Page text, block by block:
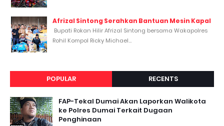
Afrizal Sintong Serahkan Bantuan Mesin Kapal
Bupati Rokan Hilir Afrizal Sintong bersama Wakapolres
Rohil Kompol Ricky Michael...
POPULAR RECENTS
FAP-Tekal Dumai Akan Laporkan Walikota
ke Polres Dumai Terkait Dugaan
Penghinaan